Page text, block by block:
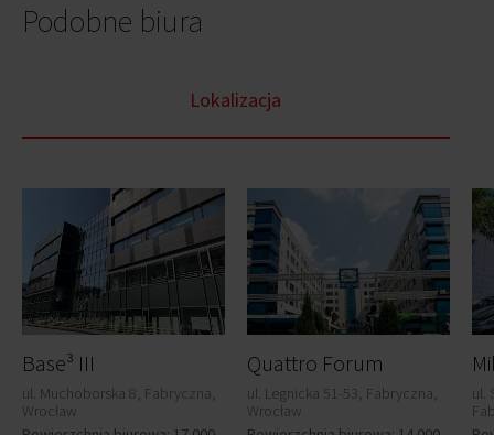
Podobne biura
Lokalizacja
Base³ III
ul. Muchoborska 8, Fabryczna,
Wrocław
Quattro Forum
ul. Legnicka 51-53, Fabryczna,
Wrocław
ul.